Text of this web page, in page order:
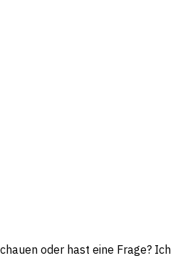
oder hast eine Frage? Ich